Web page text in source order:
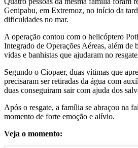
Genipabu, em Extremoz, no início da
dificuldades no mar.
A operação contou com o helicóptero
Integrado de Operações Aéreas, além de
vidas e banhistas que ajudaram no
Segundo o Ciopaer, duas vítimas que
precisaram ser retiradas da água com
duas conseguiram sair com ajuda dos
Após o resgate, a família se abraçou na
momento de forte emoção e alívio.
Veja o momento: